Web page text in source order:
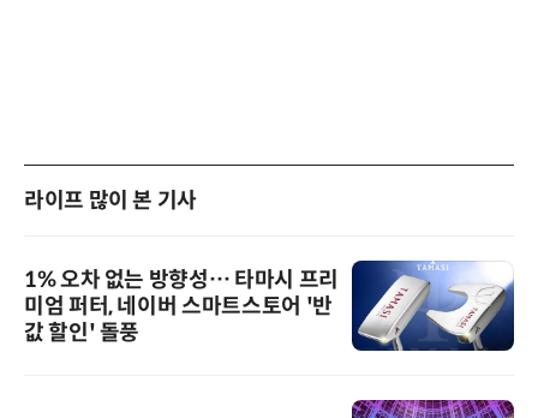
라이프 많이 본 기사
1% 오차 없는 방향성… 타마시 프리
미엄 퍼터, 네이버 스마트스토어 '반
값 할인' 돌풍